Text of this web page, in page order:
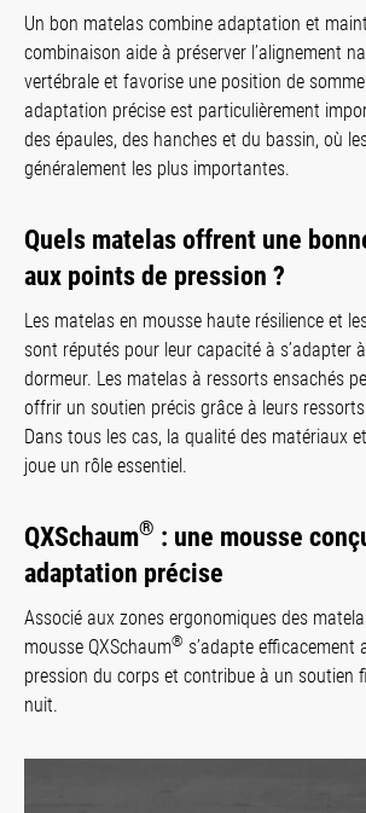
Un bon matelas combine adaptation et
combinaison aide à préserver l’alignement
vertébrale et favorise une position de
adaptation précise est particulièrement
des épaules, des hanches et du bassin, où
généralement les plus importantes.
Quels matelas offrent une
aux points de pression ?
Les matelas en mousse haute résilience et
sont réputés pour leur capacité à s’adapter
dormeur. Les matelas à ressorts ensachés
offrir un soutien précis grâce à leurs
Dans tous les cas, la qualité des matériaux
joue un rôle essentiel.
QXSchaum® : une mousse
adaptation précise
Associé aux zones ergonomiques des
mousse QXSchaum® s’adapte efficacement
pression du corps et contribue à un soutien
nuit.